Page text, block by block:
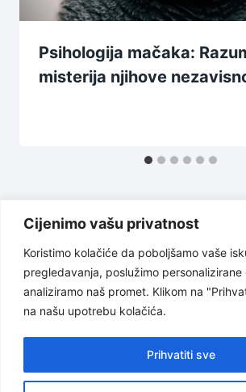
Cijenimo vašu privatnost
Koristimo kolačiće da poboljšamo vaše
pregledavanja, poslužimo personalizirane
analiziramo naš promet. Klikom na
na našu upotrebu kolačića.
Prihvatiti sve
Psihologija mačaka:
misterija njihove
Uslovi korištenja
Politika
O nama
Odricanje od